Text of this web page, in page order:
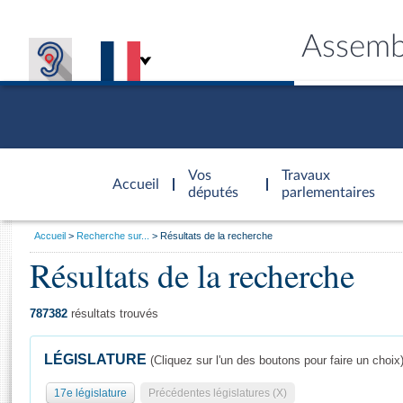
Accueil
d'accueil
Vos
députés
Travaux
parlementaires
Général
Vous
Accueil Recherche sur... Résultats de la recherche
Résultats de la recherche
787382 résultats trouvés
LÉGISLATURE (Cliquez sur l'un des boutons pour faire un choix)
17e législature Précédentes législatures (X)